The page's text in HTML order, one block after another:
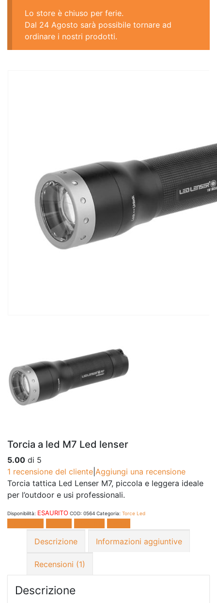
Lo store è chiuso per ferie.
Dal 24 Agosto sarà possibile tornare ad
ordinare i nostri prodotti.
Torcia a led M7 Led lenser
5.00 di 5
1 recensione del cliente Aggiungi una recensione
Torcia tattica Led Lenser M7, piccola e leggera ideale
per l’outdoor e usi professionali.
Disponibilità: ESAURITO COD: 0564 Categoria: Torce Led
Descrizione
Informazioni aggiuntive
Recensioni (1)
Descrizione